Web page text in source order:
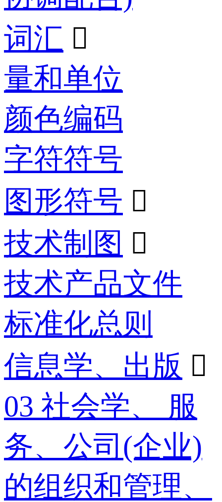
词汇 
量和单位
颜色编码
字符符号
图形符号 
技术制图 
技术产品文件
标准化总则
信息学、出版 
03 社会学、 服
务、公司(企业)
的组织和管理、